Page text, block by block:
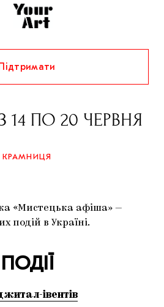
НОВИНИ
ІНТЕРВ’Ю
КУРАТОРИ
МУЗИКА
ФЕСТИВАЛІ
ОСВІТА
КОЛЕКЦІЇ
ГАЛЕРЕЇ
КОНСПЕКТИ
І ЖУРНАЛИ
ЗАПАЛЕННЯ
УКРАЇНСЬКЕ МИСТЕЦТВО
Підтримати
14 ПО 20 ЧЕРВНЯ
КРАМНИЦЯ
«Мистецька афіша» —
подій в Україні.
ПОДІЇ
івентів